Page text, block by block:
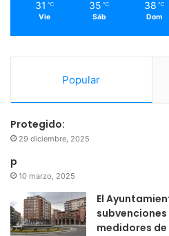
31 ℃
Vie
35 ℃
Sáb
38 ℃
Dom
Popular
Protegido:
29 diciembre, 2025
p
10 marzo, 2025
El
medidores de